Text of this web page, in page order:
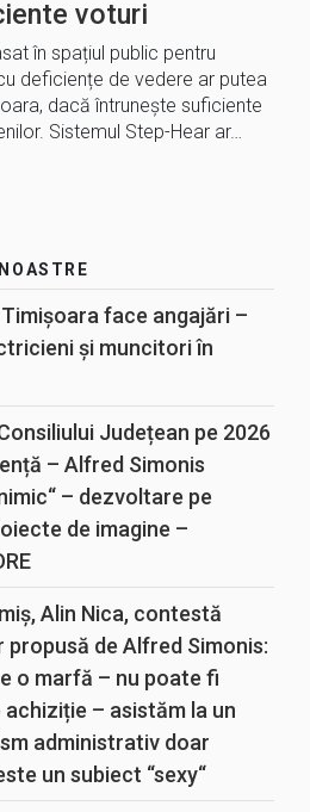
voturi
în spațiul public pentru
deficiențe de vedere ar putea
dacă întrunește suficiente
Sistemul Step-Hear ar…
face angajări –
și muncitori în
Județean pe 2026
– Alfred Simonis
– dezvoltare pe
de imagine –
Alin Nica, contestă
de Alfred Simonis:
o marfă – nu poate fi
– asistăm la un
administrativ doar
un subiect “sexy“